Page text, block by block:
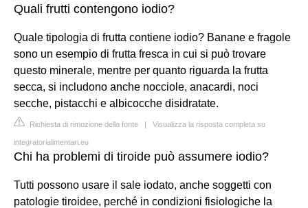
Quali frutti contengono iodio?
Quale tipologia di frutta contiene iodio? Banane e fragole
sono un esempio di frutta fresca in cui si può trovare
questo minerale, mentre per quanto riguarda la frutta
secca, si includono anche nocciole, anacardi, noci
secche, pistacchi e albicocche disidratate.
Richiesta di rimozione della fonte | Visualizza la risposta completa su
integratorialimentari.eu
Chi ha problemi di tiroide può assumere iodio?
Tutti possono usare il sale iodato, anche soggetti con
patologie tiroidee, perché in condizioni fisiologiche la